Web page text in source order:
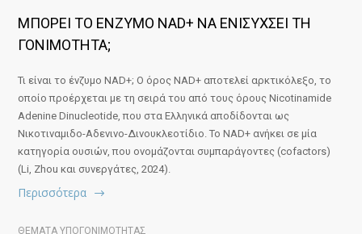
ΜΠΟΡΕΙ ΤΟ ΕΝΖΥΜΟ NAD+ ΝΑ ΕΝΙΣΥΧΣΕΙ ΤΗ
ΓΟΝΙΜΟΤΗΤΑ;
Τι είναι το ένζυμο NAD+; Ο όρος NAD+ αποτελεί αρκτικόλεξο, το
οποίο προέρχεται με τη σειρά του από τους όρους Νicotinamide
Αdenine Dinucleotide, που στα Ελληνικά αποδίδονται ως
Νικοτιναμιδο-Αδενινο-Δινουκλεοτίδιο. Το NAD+ ανήκει σε μία
κατηγορία ουσιών, που ονομάζονται συμπαράγοντες (cofactors)
(Li, Zhou και συνεργάτες, 2024).
Περισσότερα
ΘΕΜΑΤΑ ΥΠΟΓΟΝΙΜΟΤΗΤΑΣ